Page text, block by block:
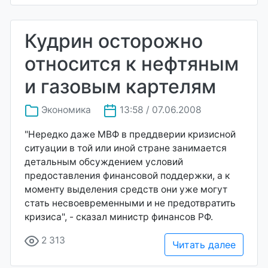
Кудрин осторожно
относится к нефтяным
и газовым картелям
Экономика 13:58 / 07.06.2008
"Нередко даже МВФ в преддверии кризисной
ситуации в той или иной стране занимается
детальным обсуждением условий
предоставления финансовой поддержки, а к
моменту выделения средств они уже могут
стать несвоевременными и не предотвратить
кризиса", - сказал министр финансов РФ.
2 313 Читать далее